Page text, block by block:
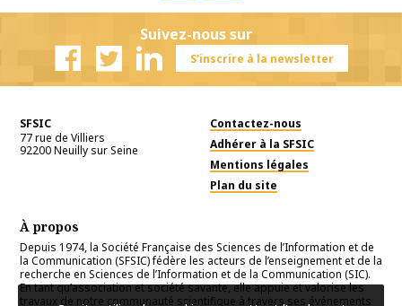
Suivez-nous sur
S'inscrire à la newsletter
SFSIC
77 rue de Villiers
92200Neuilly sur Seine
Contactez-nous
Adhérer à la SFSIC
Mentions légales
Plan du site
À propos
Depuis 1974, la Société Française des Sciences de l’Information et de
la Communication (SFSIC) fédère les acteurs de l’enseignement et de la
recherche en Sciences de l’Information et de la Communication (SIC).
En tant qu’association et société savante, elle appuie et valorise les
travaux de notre communauté scientifique à travers ses événements